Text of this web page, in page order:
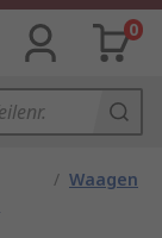
0
/ Waagen